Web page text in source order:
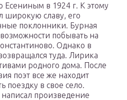
Есениным в 1924 г. К этому
широкую славу, его
поклонники. Бурная
побывать на
Однако в
туда. Лирика
родного дома. После
поэт все же находит
поездку в свое село.
произведение